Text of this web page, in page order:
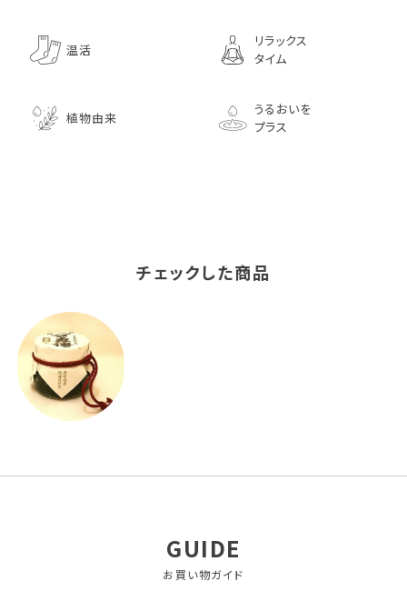
温活
リラックス
タイム
植物由来
うるおいを
プラス
チェックした商品
GUIDE
お買い物ガイド